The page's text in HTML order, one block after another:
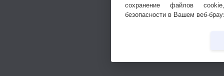
сохранение файлов
безопасности в Вашем веб-